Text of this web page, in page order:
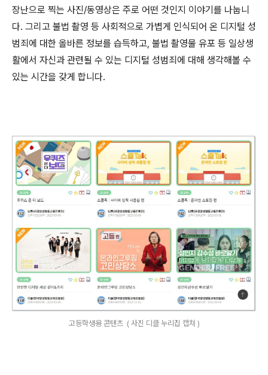
장난으로 찍는 사진/동영상은 주로 어떤 것인지 이야기를 나눕니
다. 그리고 불법 촬영 등 사회적으로 가볍게 인식되어 온 디지털 성
범죄에 대한 올바른 정보를 습득하고, 불법 촬영물 유포 등 일상생
활에서 자신과 관련될 수 있는 디지털 성범죄에 대해 생각해볼 수
있는 시간을 갖게 합니다.
고등학생용 콘텐츠 ( 사진 디클 누리집 캡쳐 )